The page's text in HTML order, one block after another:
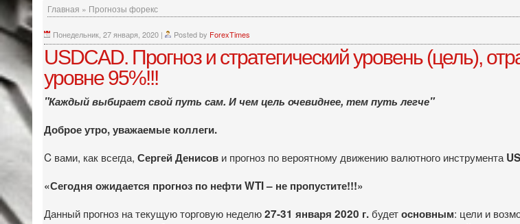
Главная » Прогнозы форекс
Понедельник, 27 января, 2020 | Posted by ForexTimes
USDCAD. Прогноз и стратегический уровень (цель),
уровне 95%!!!
"Каждый выбирает свой путь сам. И чем цель очевиднее, тем путь легче"
Доброе утро, уважаемые коллеги.
C вами, как всегда, Сергей Денисов и прогноз по вероятному движению валютного инструмента
«Сегодня ожидается прогноз по нефтиWTI– не пропустите!!!»
Данный прогноз на текущую торговую неделю27-31 января 2020 г. будетосновным: цели и